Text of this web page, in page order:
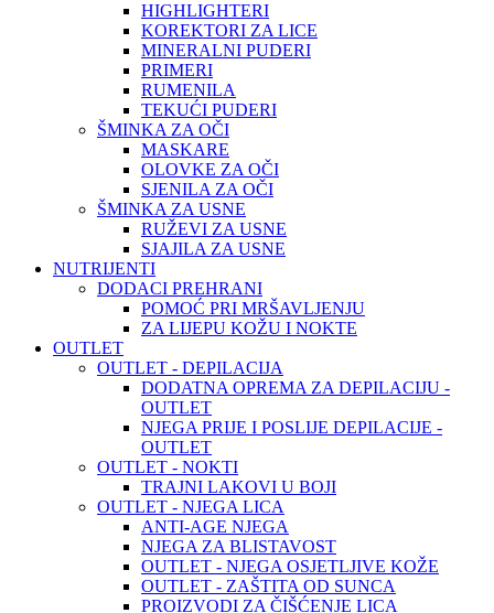
HIGHLIGHTERI
KOREKTORI ZA LICE
MINERALNI PUDERI
PRIMERI
RUMENILA
TEKUĆI PUDERI
ŠMINKA ZA OČI
MASKARE
OLOVKE ZA OČI
SJENILA ZA OČI
ŠMINKA ZA USNE
RUŽEVI ZA USNE
SJAJILA ZA USNE
NUTRIJENTI
DODACI PREHRANI
POMOĆ PRI MRŠAVLJENJU
ZA LIJEPU KOŽU I NOKTE
OUTLET
OUTLET - DEPILACIJA
DODATNA OPREMA ZA DEPILACIJU -
OUTLET
NJEGA PRIJE I POSLIJE DEPILACIJE -
OUTLET
OUTLET - NOKTI
TRAJNI LAKOVI U BOJI
OUTLET - NJEGA LICA
ANTI-AGE NJEGA
NJEGA ZA BLISTAVOST
OUTLET - NJEGA OSJETLJIVE KOŽE
OUTLET - ZAŠTITA OD SUNCA
PROIZVODI ZA ČIŠĆENJE LICA